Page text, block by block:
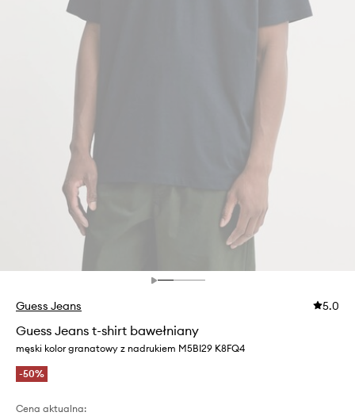
Guess Jeans 5.0
Guess Jeans t-shirt bawełniany
męski kolor granatowy z nadrukiem M5BI29 K8FQ4
-50%
Cena aktualna: